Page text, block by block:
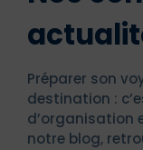
Préparer son
destination :
d’organisation
notre blog,